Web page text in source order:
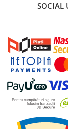
Hidrofoare
hidrofor
Grupuri de
Rezervoare apa
Echipamente de
dedurizare apa
Contoare de
Camine
SOCIAL